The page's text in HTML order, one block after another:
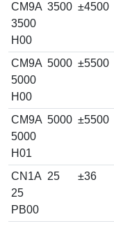
CM9A
3500
H00
3500 ±4500
CM9A
5000
H00
5000 ±5500
CM9A
5000
H01
5000 ±5500
CN1A
25
PB00
25 ±36